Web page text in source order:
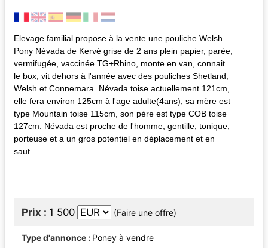
Elevage familial propose à la vente une pouliche Welsh
Pony Névada de Kervé grise de 2 ans plein papier, parée,
vermifugée, vaccinée TG+Rhino, monte en van, connait
le box, vit dehors à l'année avec des pouliches Shetland,
Welsh et Connemara. Névada toise actuellement 121cm,
elle fera environ 125cm à l'age adulte(4ans), sa mère est
type Mountain toise 115cm, son père est type COB toise
127cm. Névada est proche de l'homme, gentille, tonique,
porteuse et a un gros potentiel en déplacement et en
saut.
Prix 1 500 (Faire une offre)
Type d'annonce Poney à vendre